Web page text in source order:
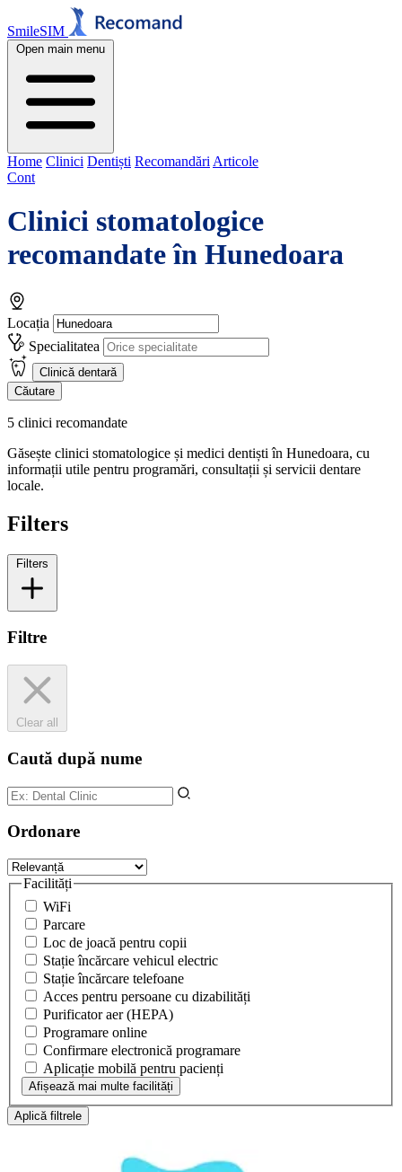
SmileSIM
Open main menu
Home Clinici Dentiști Recomandări Articole
Cont
Clinici stomatologice
recomandate în Hunedoara
Locația
Specialitatea
Clinică dentară
Căutare
5 clinici recomandate
Găsește clinici stomatologice și medici dentiști în Hunedoara, cu
informații utile pentru programări, consultații și servicii dentare
locale.
Filters
Filters
Filtre
Clear all
Caută după nume
Ordonare
Facilități
WiFi
Parcare
Loc de joacă pentru copii
Stație încărcare vehicul electric
Stație încărcare telefoane
Acces pentru persoane cu dizabilități
Purificator aer (HEPA)
Programare online
Confirmare electronică programare
Aplicație mobilă pentru pacienți
Afișează mai multe facilități
Aplică filtrele